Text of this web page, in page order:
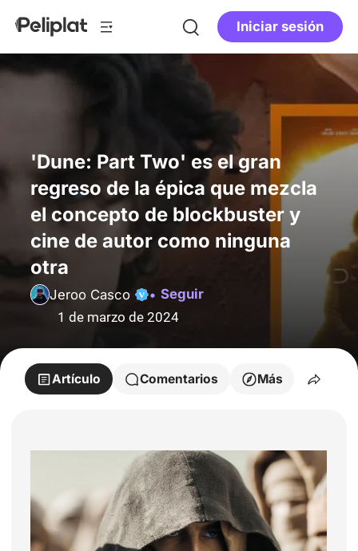
Iniciar sesión
'Dune: Part Two' es el gran
regreso de la épica que mezcla
el concepto de blockbuster y
cine de autor como ninguna
otra
Jeroo Casco
Seguir
1 de marzo de 2024
Artículo Comentarios Más